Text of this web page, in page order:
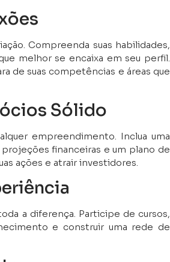
Compreenda suas habilidades,
melhor se encaixa em seu perfil.
de suas competências e áreas que
Sólido
empreendimento. Inclua uma
financeiras e um plano de
ações e atrair investidores.
a diferença. Participe de cursos,
e construir uma rede de